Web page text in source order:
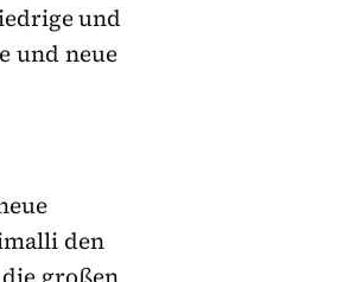
und
und neue
den